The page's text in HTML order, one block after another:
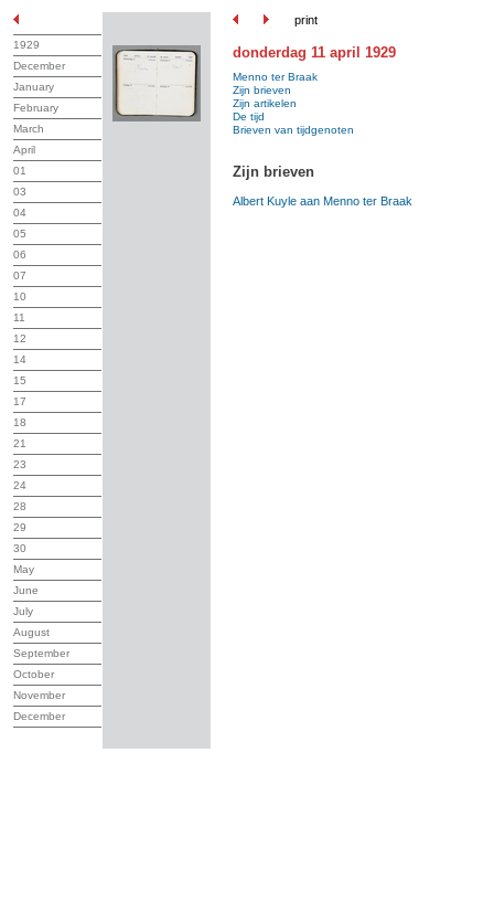
print
1929
December
January
February
March
April
01
03
04
05
06
07
10
11
12
14
15
17
18
21
23
24
28
29
30
May
June
July
August
September
October
November
December
donderdag 11 april 1929
Menno ter Braak
Zijn brieven
Zijn artikelen
De tijd
Brieven van tijdgenoten
Zijn brieven
Albert Kuyle aan Menno ter Braak